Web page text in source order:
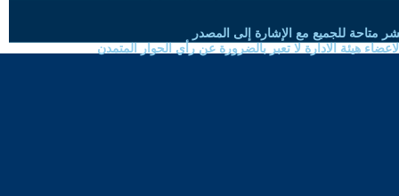
متاحة للجميع مع الإشارة إلى المصدر
هيئة الادارة لا تعبر بالضرورة عن رأي الحوار المتمدن